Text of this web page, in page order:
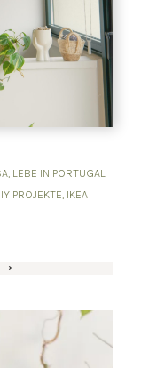
LEBE IN PORTUGAL
PROJEKTE, IKEA
⟶